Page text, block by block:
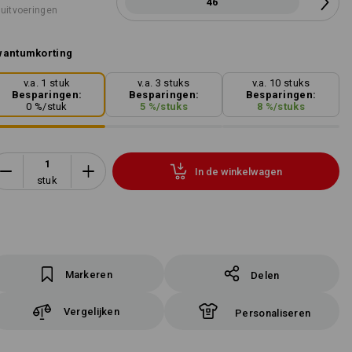
v.a. 1 stuk
Besparingen:
0 %/stuk
v.a. 3 stuks
Besparingen:
5 %/stuks
v.a. 10 stuks
Besparingen:
8 %/stuks
stuk
In de winkelwagen
Markeren Delen
Vergelijken Personaliseren